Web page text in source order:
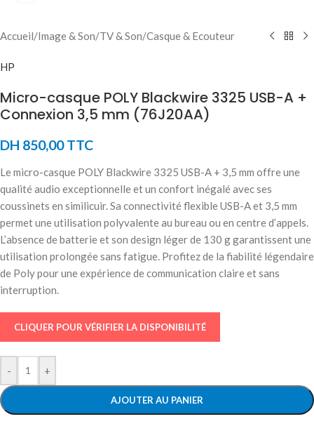
Accueil/Image & Son/TV & Son/Casque & Ecouteur
HP
Micro-casque POLY Blackwire 3325 USB-A +
Connexion 3,5 mm (76J20AA)
DH 850,00TTC
Le micro-casque POLY Blackwire 3325 USB-A + 3,5 mm offre une
qualité audio exceptionnelle et un confort inégalé avec ses
coussinets en similicuir. Sa connectivité flexible USB-A et 3,5 mm
permet une utilisation polyvalente au bureau ou en centre d’appels.
L’absence de batterie et son design léger de 130 g garantissent une
utilisation prolongée sans fatigue. Profitez de la fiabilité légendaire
de Poly pour une expérience de communication claire et sans
interruption.
CLIQUER POUR VÉRIFIER LA DISPONIBILITÉ
- +
AJOUTER AU PANIER